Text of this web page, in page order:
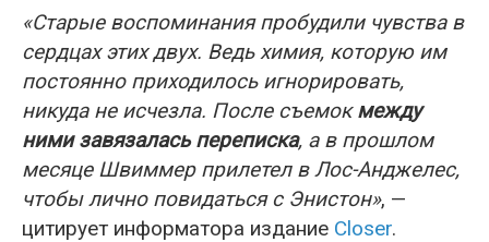
«Старые воспоминания пробудили чувства в
сердцах этих двух. Ведь химия, которую им
постоянно приходилось игнорировать,
никуда не исчезла. После съемокмежду
ними завязалась переписка, а в прошлом
месяце Швиммер прилетел в Лос-Анджелес,
чтобы лично повидаться с Энистон», —
цитирует информатора издание Closer.